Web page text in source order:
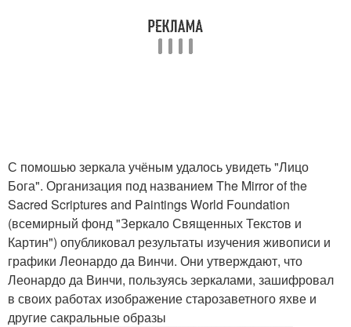
С помошью зеркала учёным удалось увидеть "Лицо
Бога". Организация под названием The Mirror of the
Sacred Scriptures and Paintings World Foundation
(всемирный фонд "Зеркало Священных Текстов и
Картин") опубликовал результаты изучения живописи и
графики Леонардо да Винчи. Они утверждают, что
Леонардо да Винчи, пользуясь зеркалами, зашифровал
в своих работах изображение старозаветного яхве и
другие сакральные образы